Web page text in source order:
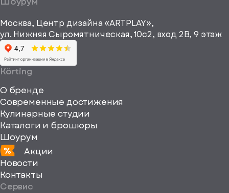
рекламные и
информационные
материалы
viewBox="0
0
Москва, Центр дизайна «ARTPLAY»,
ул. Нижняя Сыромятническая, 10с2, вход 2B, 9 этаж
Körting
О бренде
Современные достижения
Кулинарные студии
Каталоги и брошюры
Шоурум
Акции
Новости
Контакты
Сервис